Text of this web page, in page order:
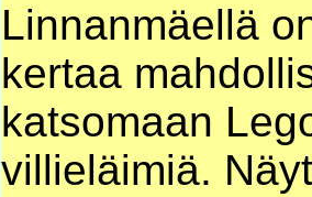
Linnanmäellä
kertaa
katsomaan
villieläimiä.